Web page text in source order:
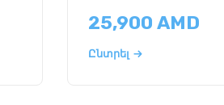
25,900AMD
Ընտրել